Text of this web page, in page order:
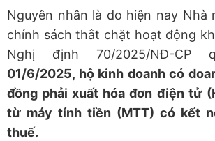
Nguyên nhân là do hiện nay Nhà
chính sách thắt chặt hoạt động
Nghị định 70/2025/NĐ-CP
01/6/2025, hộ kinh doanh có
đồng phải xuất hóa đơn điện tử
từ máy tính tiền (MTT) có kết
thuế.